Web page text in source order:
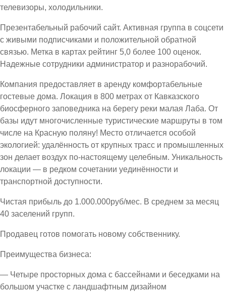
телевизоры, холодильники.
Презентабельный рабочий сайт. Активная группа в соцсети
с живыми подписчиками и положительной обратной
связью. Метка в картах рейтинг 5,0 более 100 оценок.
Надежные сотрудники администратор и разнорабочий.
Компания предоставляет в аренду комфортабельные
гостевые дома. Локация в 800 метрах от Кавказского
биосферного заповедника на берегу реки малая Лаба. От
базы идут многочисленные туристические маршруты в том
числе на Красную поляну! Место отличается особой
экологией: удалённость от крупных трасс и промышленных
зон делает воздух по-настоящему целебным. Уникальность
локации — в редком сочетании уединённости и
транспортной доступности.
Чистая прибыль до 1.000.000руб/мес. В среднем за месяц
40 заселений групп.
Продавец готов помогать новому собственнику.
Преимущества бизнеса:
— Четыре просторных дома с бассейнами и беседками на
большом участке с ландшафтным дизайном